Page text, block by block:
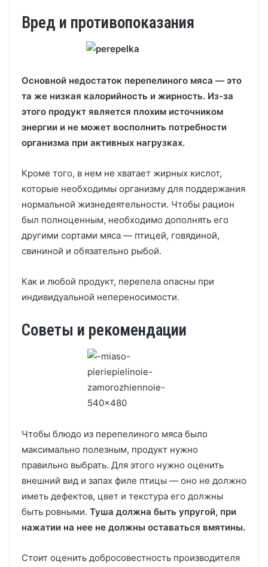
Вред и противопоказания
Основной недостаток перепелиного мяса — это
та же низкая калорийность и жирность. Из-за
этого продукт является плохим источником
энергии и не может восполнить потребности
организма при активных нагрузках.
Кроме того, в нем не хватает жирных кислот,
которые необходимы организму для поддержания
нормальной жизнедеятельности. Чтобы рацион
был полноценным, необходимо дополнять его
другими сортами мяса — птицей, говядиной,
свининой и обязательно рыбой.
Как и любой продукт, перепела опасны при
индивидуальной непереносимости.
Советы и рекомендации
Чтобы блюдо из перепелиного мяса было
максимально полезным, продукт нужно
правильно выбрать. Для этого нужно оценить
внешний вид и запах филе птицы — оно не должно
иметь дефектов, цвет и текстура его должны
быть ровными. Туша должна быть упругой, при
нажатии на нее не должны оставаться вмятины.
Стоит оценить добросовестность производителя